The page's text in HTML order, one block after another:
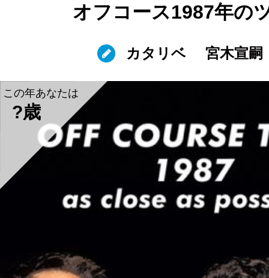
オフコース1987年の
カタリベ 宮木宣嗣
この年あなたは
?歳